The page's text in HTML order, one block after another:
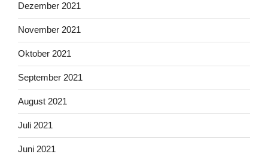
Dezember 2021
November 2021
Oktober 2021
September 2021
August 2021
Juli 2021
Juni 2021